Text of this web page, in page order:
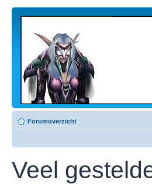
Forumoverzicht
Veel